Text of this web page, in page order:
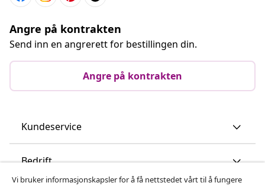
Angre på kontrakten
Send inn en angrerett for bestillingen din.
Angre på kontrakten
Kundeservice
Bedrift
Vi bruker informasjonskapsler for å få nettstedet vårt til å fungere